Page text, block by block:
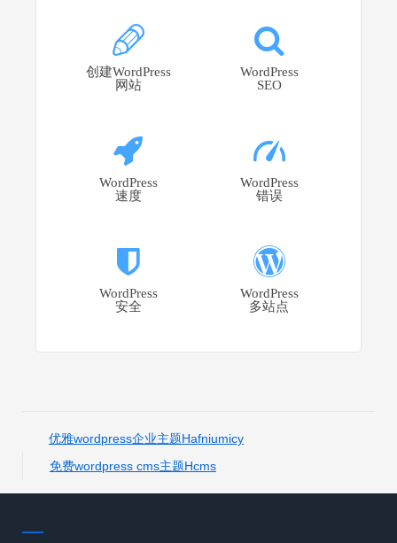
创建WordPress
网站
WordPress
SEO
WordPress
速度
WordPress
错误
WordPress
安全
WordPress
多站点
优雅wordpress企业主题Hafniumicy
免费wordpress cms主题Hcms